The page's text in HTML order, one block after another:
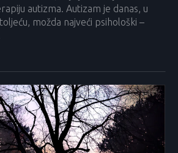
autizma. Autizam je danas, u
možda najveći psihološki –